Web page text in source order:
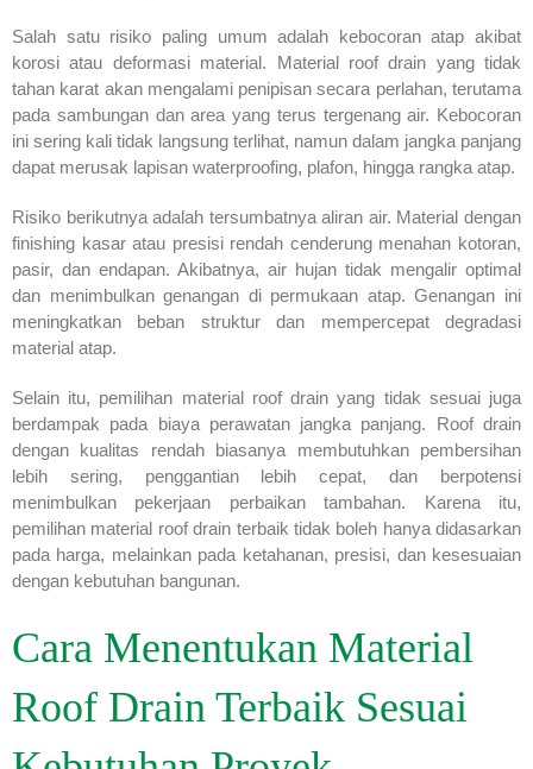
Salah satu risiko paling umum adalah kebocoran atap akibat
korosi atau deformasi material. Material roof drain yang tidak
tahan karat akan mengalami penipisan secara perlahan, terutama
pada sambungan dan area yang terus tergenang air. Kebocoran
ini sering kali tidak langsung terlihat, namun dalam jangka panjang
dapat merusak lapisan waterproofing, plafon, hingga rangka atap.
Risiko berikutnya adalah tersumbatnya aliran air. Material dengan
finishing kasar atau presisi rendah cenderung menahan kotoran,
pasir, dan endapan. Akibatnya, air hujan tidak mengalir optimal
dan menimbulkan genangan di permukaan atap. Genangan ini
meningkatkan beban struktur dan mempercepat degradasi
material atap.
Selain itu, pemilihan material roof drain yang tidak sesuai juga
berdampak pada biaya perawatan jangka panjang. Roof drain
dengan kualitas rendah biasanya membutuhkan pembersihan
lebih sering, penggantian lebih cepat, dan berpotensi
menimbulkan pekerjaan perbaikan tambahan. Karena itu,
pemilihan material roof drain terbaik tidak boleh hanya didasarkan
pada harga, melainkan pada ketahanan, presisi, dan kesesuaian
dengan kebutuhan bangunan.
Cara Menentukan Material
Roof Drain Terbaik Sesuai